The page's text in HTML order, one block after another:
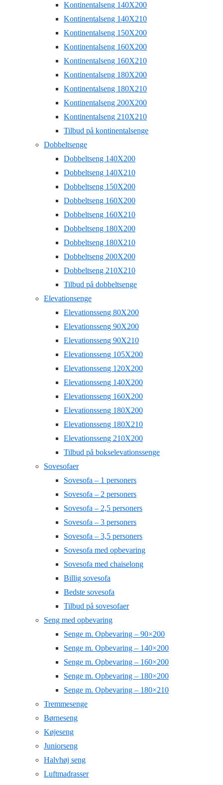
Kontinentalseng 140X200
Kontinentalseng 140X210
Kontinentalseng 150X200
Kontinentalseng 160X200
Kontinentalseng 160X210
Kontinentalseng 180X200
Kontinentalseng 180X210
Kontinentalseng 200X200
Kontinentalseng 210X210
Tilbud på kontinentalsenge
Dobbeltsenge
Dobbeltseng 140X200
Dobbeltseng 140X210
Dobbeltseng 150X200
Dobbeltseng 160X200
Dobbeltseng 160X210
Dobbeltseng 180X200
Dobbeltseng 180X210
Dobbeltseng 200X200
Dobbeltseng 210X210
Tilbud på dobbeltsenge
Elevationsenge
Elevationsseng 80X200
Elevationsseng 90X200
Elevationsseng 90X210
Elevationsseng 105X200
Elevationsseng 120X200
Elevationsseng 140X200
Elevationsseng 160X200
Elevationsseng 180X200
Elevationsseng 180X210
Elevationsseng 210X200
Tilbud på bokselevationssenge
Sovesofaer
Sovesofa – 1 personers
Sovesofa – 2 personers
Sovesofa – 2,5 personers
Sovesofa – 3 personers
Sovesofa – 3,5 personers
Sovesofa med opbevaring
Sovesofa med chaiselong
Billig sovesofa
Bedste sovesofa
Tilbud på sovesofaer
Seng med opbevaring
Senge m. Opbevaring – 90×200
Senge m. Opbevaring – 140×200
Senge m. Opbevaring – 160×200
Senge m. Opbevaring – 180×200
Senge m. Opbevaring – 180×210
Tremmesenge
Børneseng
Køjeseng
Juniorseng
Halvhøj seng
Luftmadrasser